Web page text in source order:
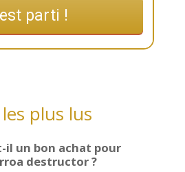
parti !
plus lus